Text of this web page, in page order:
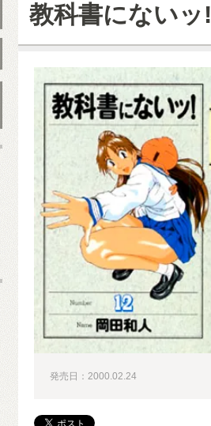
教科書にないッ!
発売日：2000.02.24